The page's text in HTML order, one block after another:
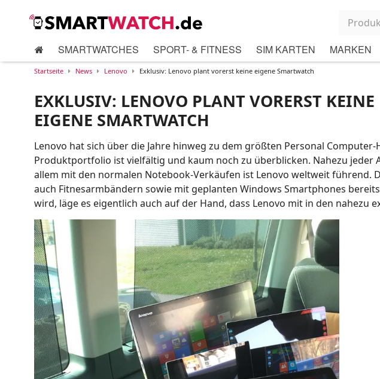
SMARTWATCHES SPORT- & FITNESS SIM KARTEN MARKEN
Startseite News Lenovo Exklusiv: Lenovo plant vorerst keine eigene Smartwatch
EXKLUSIV: LENOVO PLANT VORERST KEINE
EIGENE SMARTWATCH
Lenovo hat sich über die Jahre hinweg zu dem größten Personal
Produktportfolio ist vielfältig und kaum noch zu überblicken. Nahezu jeder
allem mit den normalen Notebook-Verkäufen ist Lenovo weltweit führend.
auch Fitnesarmbändern sowie mit geplanten Windows Smartphones
wird, läge es eigentlich auch auf der Hand, dass Lenovo mit in den nahezu